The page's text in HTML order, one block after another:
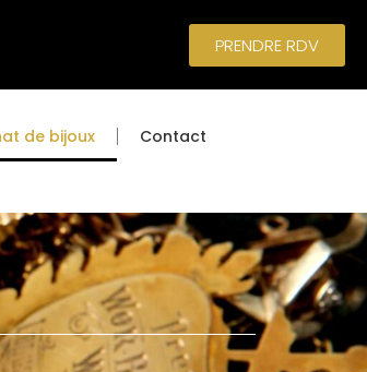
PRENDRE RDV
de bijoux Contact